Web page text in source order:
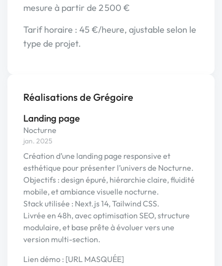
mesure à partir de 2 500 €
Tarif horaire : 45 €/heure, ajustable selon le
type de projet.
Réalisations de Grégoire
Landing page
Nocturne
jan. 2025
Création d’une landing page responsive et
esthétique pour présenter l’univers de Nocturne.
Objectifs : design épuré, hiérarchie claire, fluidité
mobile, et ambiance visuelle nocturne.
Stack utilisée : Next.js 14, Tailwind CSS.
Livrée en 48h, avec optimisation SEO, structure
modulaire, et base prête à évoluer vers une
version multi-section.
Lien démo : [URL MASQUÉE]